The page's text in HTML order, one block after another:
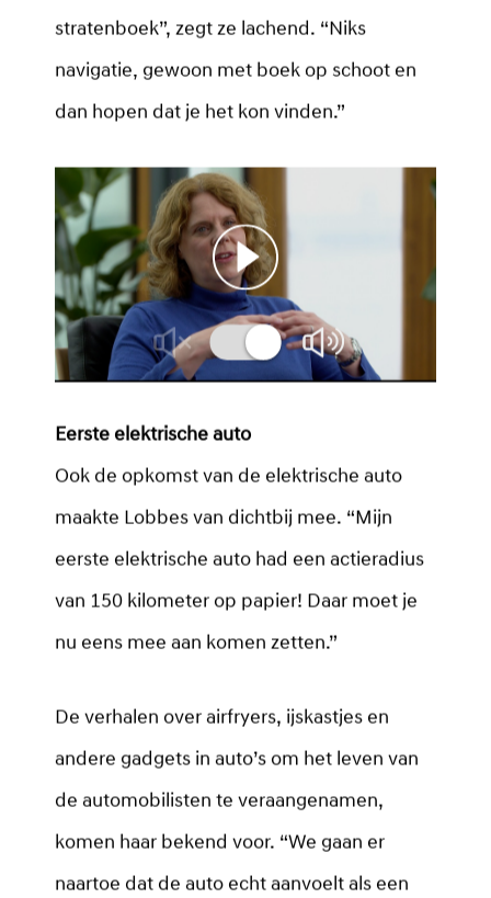
stratenboek”, zegt ze lachend. “Niks
navigatie, gewoon met boek op schoot en
dan hopen dat je het kon vinden.”
Eerste elektrische auto
Ook de opkomst van de elektrische auto
maakte Lobbes van dichtbij mee. “Mijn
eerste elektrische auto had een actieradius
van 150 kilometer op papier! Daar moet je
nu eens mee aan komen zetten.”
De verhalen over airfryers, ijskastjes en
andere gadgets in auto’s om het leven van
de automobilisten te veraangenamen,
komen haar bekend voor. “We gaan er
naartoe dat de auto echt aanvoelt als een